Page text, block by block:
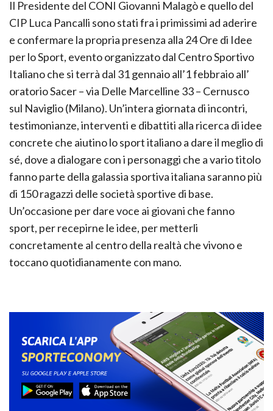
Il Presidente del CONI Giovanni Malagò e quello del
CIP Luca Pancalli sono stati fra i primissimi ad aderire
e confermare la propria presenza alla 24 Ore di Idee
per lo Sport, evento organizzato dal Centro Sportivo
Italiano che si terrà dal 31 gennaio all’1 febbraio all’
oratorio Sacer – via Delle Marcelline 33 – Cernusco
sul Naviglio (Milano). Un’intera giornata di incontri,
testimonianze, interventi e dibattiti alla ricerca di idee
concrete che aiutino lo sport italiano a dare il meglio di
sé, dove a dialogare con i personaggi che a vario titolo
fanno parte della galassia sportiva italiana saranno più
di 150 ragazzi delle società sportive di base.
Un’occasione per dare voce ai giovani che fanno
sport, per recepirne le idee, per metterli
concretamente al centro della realtà che vivono e
toccano quotidianamente con mano.